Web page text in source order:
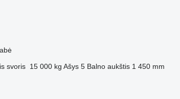
svoris 15 000 kg Ašys 5 Balno aukštis 1 450 mm